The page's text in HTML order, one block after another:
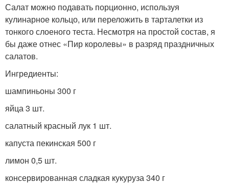
Салат можно подавать порционно, используя
кулинарное кольцо, или переложить в тарталетки из
тонкого слоеного теста. Несмотря на простой состав, я
бы даже отнес «Пир королевы» в разряд праздничных
салатов.
Ингредиенты:
шампиньоны 300 г
яйца 3 шт.
салатный красный лук 1 шт.
капуста пекинская 500 г
лимон 0,5 шт.
консервированная сладкая кукуруза 340 г